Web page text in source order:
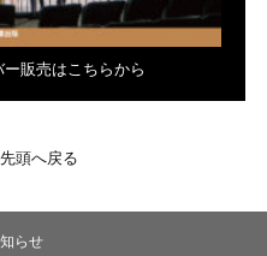
販売はこちらから
頭へ戻る
らせ